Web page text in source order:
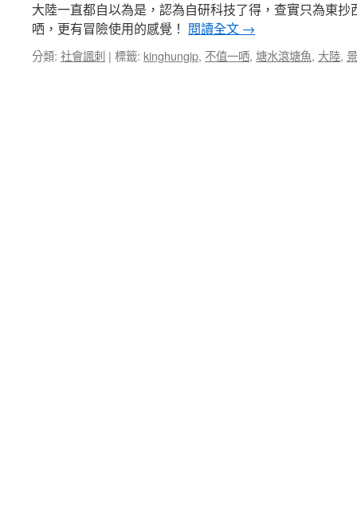
大陸一直都自以為是，認為自研科技了得，查實只為東
哂，更有冒險使用的感覺！ 閱讀全文 →
分類: 社會諷刺 | 標籤: kinghungip, 不值一哂, 塘水滾塘魚, 大陸,